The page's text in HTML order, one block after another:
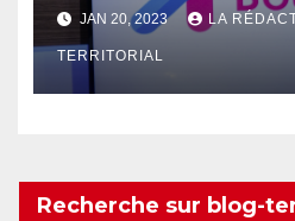
JAN 20, 2023 LA
TERRITORIAL
Recherche sur blog-